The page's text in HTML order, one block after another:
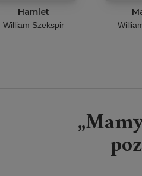
Hamlet
William Szekspir